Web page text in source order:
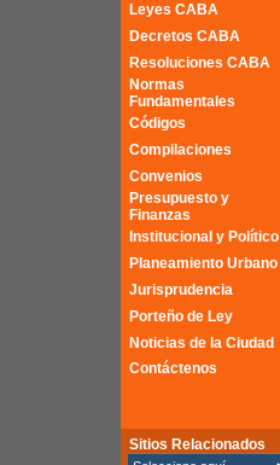
Leyes CABA
Decretos CABA
Resoluciones CABA
Normas
Fundamentales
Códigos
Compilaciones
Convenios
Presupuesto y
Finanzas
Institucional y Político
Planeamiento Urbano
Jurisprudencia
Porteño de Ley
Noticias de la Ciudad
Contáctenos
Sitios Relacionados